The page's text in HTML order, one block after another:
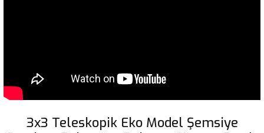
3x3 Teleskopik Eko Model Şemsiye